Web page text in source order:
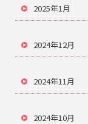
2025年1月
2024年12月
2024年11月
2024年10月